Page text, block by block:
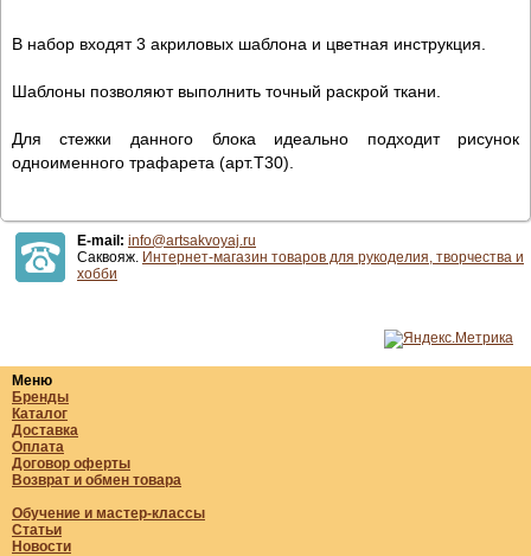
В набор входят 3 акриловых шаблона и цветная инструкция.
Шаблоны позволяют выполнить точный раскрой ткани.
Для стежки данного блока идеально подходит рисунок
одноименного трафарета (арт.T30).
E-mail: info@artsakvoyaj.ru
Саквояж. Интернет-магазин товаров для рукоделия, творчества и
хобби
Меню
Бренды
Каталог
Доставка
Оплата
Договор оферты
Возврат и обмен товара
Обучение и мастер-классы
Статьи
Новости